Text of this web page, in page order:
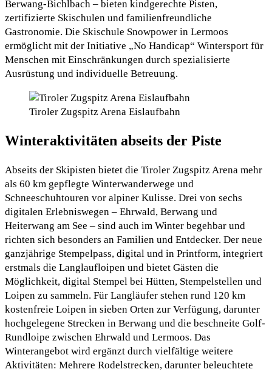
Berwang-Bichlbach – bieten kindgerechte Pisten,
zertifizierte Skischulen und familienfreundliche
Gastronomie. Die Skischule Snowpower in Lermoos
ermöglicht mit der Initiative „No Handicap“ Wintersport für
Menschen mit Einschränkungen durch spezialisierte
Ausrüstung und individuelle Betreuung.
Tiroler Zugspitz Arena Eislaufbahn
Winteraktivitäten abseits der Piste
Abseits der Skipisten bietet die Tiroler Zugspitz Arena mehr
als 60 km gepflegte Winterwanderwege und
Schneeschuhtouren vor alpiner Kulisse. Drei von sechs
digitalen Erlebniswegen – Ehrwald, Berwang und
Heiterwang am See – sind auch im Winter begehbar und
richten sich besonders an Familien und Entdecker. Der neue
ganzjährige Stempelpass, digital und in Printform, integriert
erstmals die Langlaufloipen und bietet Gästen die
Möglichkeit, digital Stempel bei Hütten, Stempelstellen und
Loipen zu sammeln. Für Langläufer stehen rund 120 km
kostenfreie Loipen in sieben Orten zur Verfügung, darunter
hochgelegene Strecken in Berwang und die beschneite Golf-
Rundloipe zwischen Ehrwald und Lermoos. Das
Winterangebot wird ergänzt durch vielfältige weitere
Aktivitäten: Mehrere Rodelstrecken, darunter beleuchtete